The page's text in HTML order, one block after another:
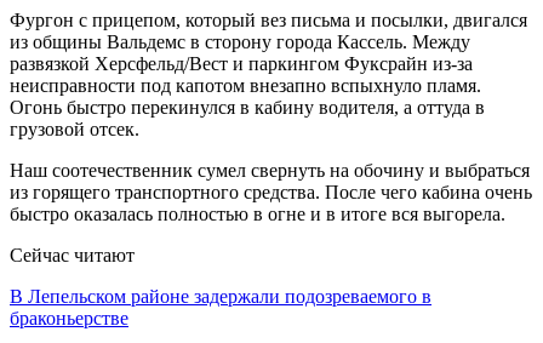
Фургон с прицепом, который вез письма и посылки, двигался
из общины Вальдемс в сторону города Кассель. Между
развязкой Херсфельд/Вест и паркингом Фуксрайн из-за
неисправности под капотом внезапно вспыхнуло пламя.
Огонь быстро перекинулся в кабину водителя, а оттуда в
грузовой отсек.
Наш соотечественник сумел свернуть на обочину и выбраться
из горящего транспортного средства. После чего кабина очень
быстро оказалась полностью в огне и в итоге вся выгорела.
Сейчас читают
В Лепельском районе задержали подозреваемого в
браконьерстве